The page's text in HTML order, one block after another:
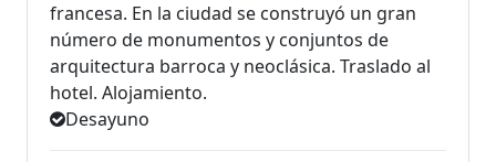
francesa. En la ciudad se construyó un gran
número de monumentos y conjuntos de
arquitectura barroca y neoclásica. Traslado al
hotel. Alojamiento.
Desayuno